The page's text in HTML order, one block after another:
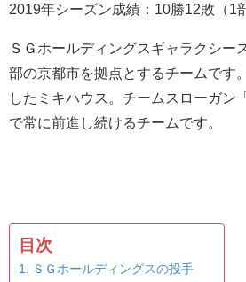
2019年シーズン成績：10勝12敗（1
ＳＧホールディングスギャラクシー
部の京都市を拠点とするチームです
したミキハウス。チームスローガン
で常に前進し続けるチームです。
目次
ＳＧホールディングスの投手